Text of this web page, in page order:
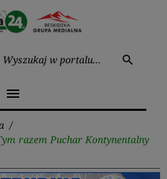
search
menu
/
razem Puchar Kontynentalny